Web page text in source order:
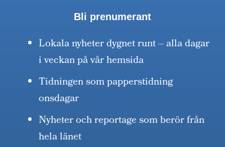
Bli prenumerant
Lokala nyheter dygnet runt – alla dagar
i veckan på vår hemsida
Tidningen som papperstidning
onsdagar
Nyheter och reportage som berör från
hela länet